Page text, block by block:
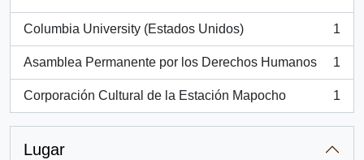
Columbia University (Estados Unidos)
, 1 resultados
1
Asamblea Permanente por los Derechos Humanos
, 1 resultados
1
Corporación Cultural de la Estación Mapocho
, 1 resultados
1
Lugar